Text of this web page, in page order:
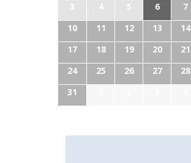
3
4 5 6 7
10
11 12 13 14
17
18 19 20 21
24
25 26 27 28
31